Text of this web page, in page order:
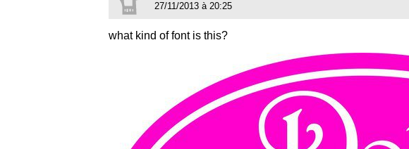
27/11/2013 à 20:25
what kind of font is this?